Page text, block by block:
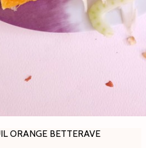
ORANGE BETTERAVE